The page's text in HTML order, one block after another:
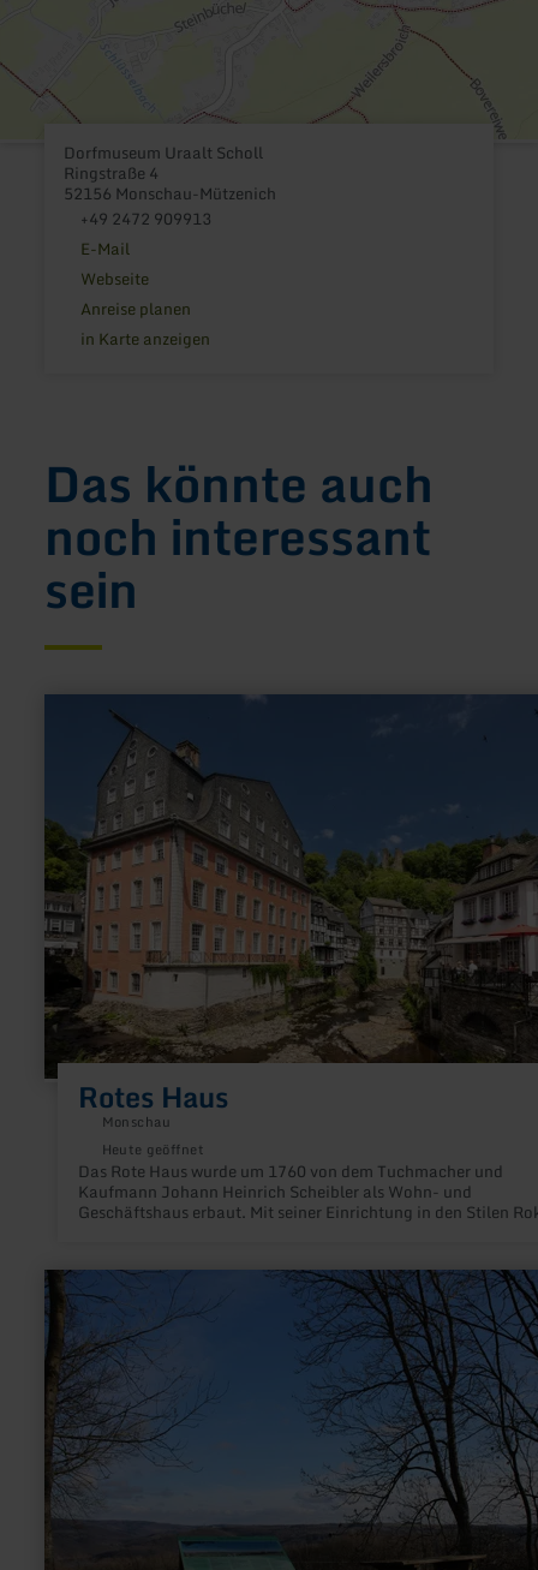
Dorfmuseum Uraalt Scholl
Ringstraße 4
52156 Monschau-Mützenich
+49 2472 909913
E-Mail
Webseite
Anreise planen
in Karte anzeigen
Das könnte auch
noch interessant
sein
Rotes Haus
Monschau
Heute geöffnet
Das Rote Haus wurde um 1760 von dem Tuchmacher und
Kaufmann Johann Heinrich Scheibler als Wohn- und
Geschäftshaus erbaut. Mit seiner Einrichtung in den Stilen
wider.
mehr
erfahren
zu:
Eifel-
Blick
"Jugendherberge"
in
Simmerath-
Rurberg